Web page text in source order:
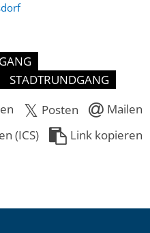
STADTRUNDGANG
Posten
Mailen
(ICS)
Link kopieren